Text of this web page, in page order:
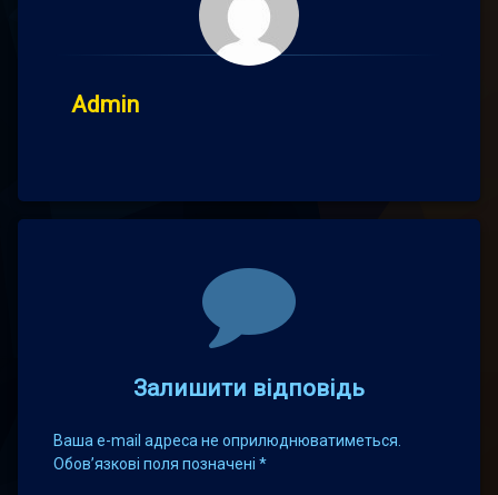
Admin
Залишити відповідь
Ваша e-mail адреса не оприлюднюватиметься.
Обов’язкові поля позначені *